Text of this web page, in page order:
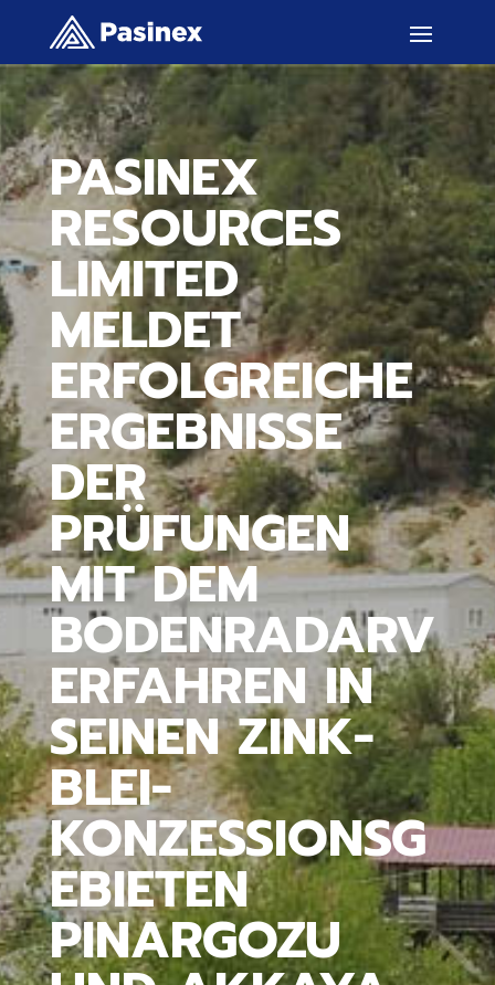
PASINEX
RESOURCES
LIMITED
MELDET
ERFOLGREICHE
ERGEBNISSE
DER
PRÜFUNGEN
MIT DEM
BODENRADARV
ERFAHREN IN
SEINEN ZINK-
BLEI-
KONZESSIONSG
EBIETEN
PINARGOZU